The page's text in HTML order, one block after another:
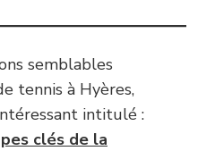
semblables
tennis à Hyères,
intitulé :
clés de la